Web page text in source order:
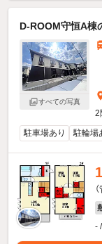
D-ROOM守恒A棟
すべての写真
2
駐車場あり
駐輪場
-